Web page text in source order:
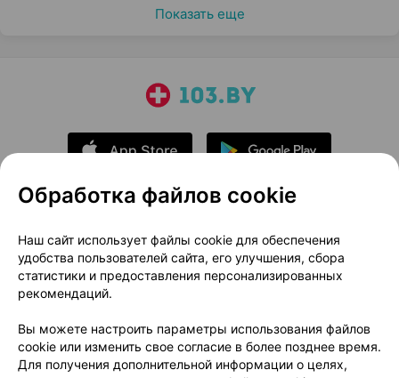
Показать еще
О проекте
Новости проекта
Размещение рекламы
Медицинский маркетинг
Публичный договор
Доставка
Способы оплаты
Вакансии
Партнеры
Написать руководителю 103.by
Обработка файлов cookie
Наш сайт использует файлы cookie для обеспечения
удобства пользователей сайта, его улучшения, сбора
статистики и предоставления персонализированных
рекомендаций.
Вы можете настроить параметры использования файлов
cookie или изменить свое согласие в более позднее время.
Для получения дополнительной информации о целях,